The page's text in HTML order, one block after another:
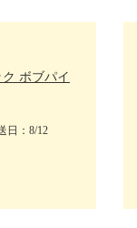
ボブパイ
日：8/12